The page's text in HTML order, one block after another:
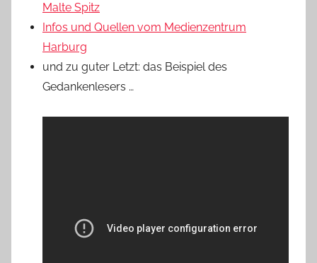
Malte Spitz
Infos und Quellen vom Medienzentrum
Harburg
und zu guter Letzt: das Beispiel des
Gedankenlesers …